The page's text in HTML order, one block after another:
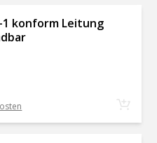
1 konform Leitung